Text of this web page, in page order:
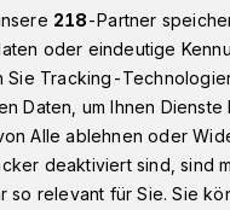
Von der Heydt-
218-Partner
oder eindeutige
Sie Tracking-
Daten, um Ihnen
Alle ablehnen oder
deaktiviert sind, sind
so relevant für Sie. Sie